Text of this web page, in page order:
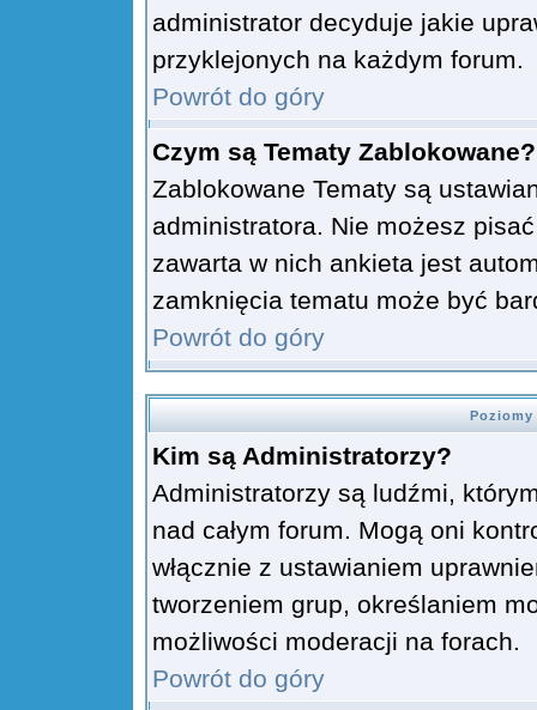
administrator decyduje jakie
przyklejonych na każdym forum.
Powrót do góry
Czym są Tematy Zablokowane?
Zablokowane Tematy są
administratora. Nie możesz
zawarta w nich ankieta jest
zamknięcia tematu może być
Powrót do góry
Kim są Administratorzy?
Administratorzy są ludźmi,
nad całym forum. Mogą oni
włącznie z ustawianiem
tworzeniem grup, określaniem
możliwości moderacji na forach.
Powrót do góry